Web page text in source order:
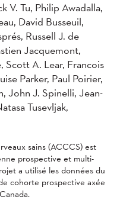
Appliquer
V. Tu, Philip Awadalla,
David Busseuil,
Russell J. de
Jacquemont,
Scott A. Lear, Francois
Parker, Paul Poirier,
John J. Spinelli, Jean-
Tusevljak,
sains (ACCCS) est
prospective et multi-
a utilisé les données du
cohorte prospective axée